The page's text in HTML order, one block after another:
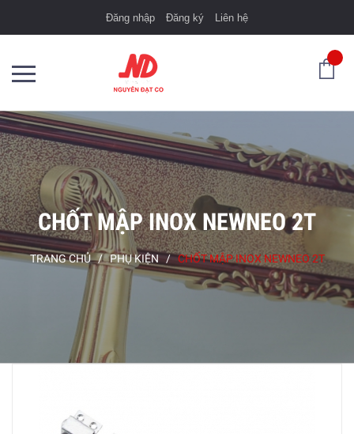
Đăng nhập Đăng ký Liên hệ
CHỐT MẬP INOX NEWNEO 2T
TRANG CHỦ / PHỤ KIỆN / CHỐT MẬP INOX NEWNEO 2T